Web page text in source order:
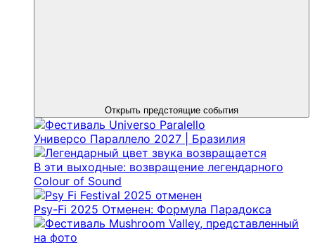
Открыть предстоящие события
Универсо Параллело 2027 | Бразилия
В эти выходные: возвращение легендарного
Colour of Sound
Psy-Fi 2025 Отменен: Формула Парадокса